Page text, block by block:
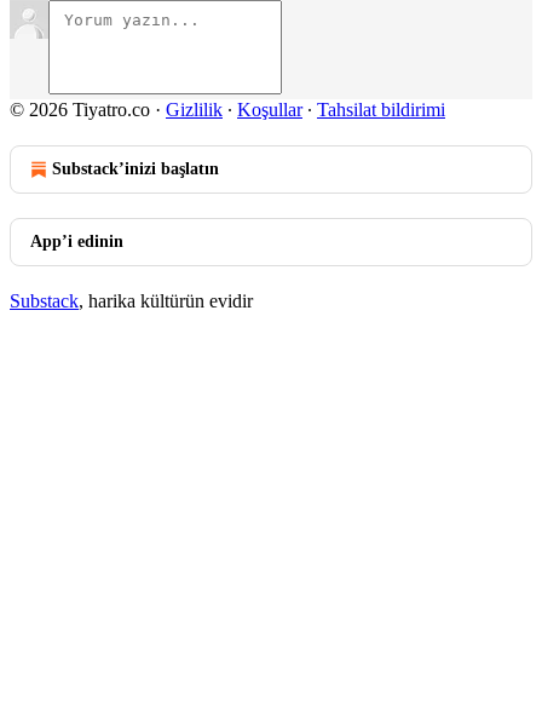
© 2026 Tiyatro.co · Gizlilik ∙ Koşullar∙ Tahsilat bildirimi
Substack’inizi başlatın
App’i edinin
Substack, harika kültürün evidir